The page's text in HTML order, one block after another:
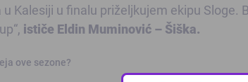
Kalesiji u finalu priželjkujem ekipu
ističe Eldin Muminović – Šiška.